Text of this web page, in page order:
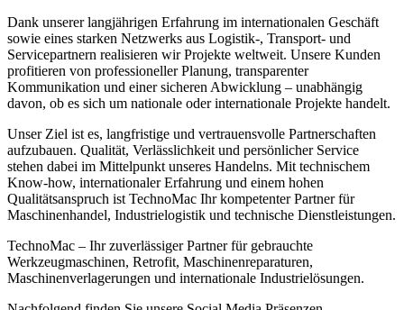
Dank unserer langjährigen Erfahrung im internationalen Geschäft
sowie eines starken Netzwerks aus Logistik-, Transport- und
Servicepartnern realisieren wir Projekte weltweit. Unsere Kunden
profitieren von professioneller Planung, transparenter
Kommunikation und einer sicheren Abwicklung – unabhängig
davon, ob es sich um nationale oder internationale Projekte handelt.
Unser Ziel ist es, langfristige und vertrauensvolle Partnerschaften
aufzubauen. Qualität, Verlässlichkeit und persönlicher Service
stehen dabei im Mittelpunkt unseres Handelns. Mit technischem
Know-how, internationaler Erfahrung und einem hohen
Qualitätsanspruch ist TechnoMac Ihr kompetenter Partner für
Maschinenhandel, Industrielogistik und technische Dienstleistungen.
TechnoMac – Ihr zuverlässiger Partner für gebrauchte
Werkzeugmaschinen, Retrofit, Maschinenreparaturen,
Maschinenverlagerungen und internationale Industrielösungen.